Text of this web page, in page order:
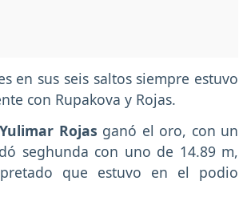
en sus seis saltos siempre estuvo
con Rupakova y Rojas.
Rojas ganó el oro, con un
seghunda con uno de 14.89 m,
que estuvo en el podio